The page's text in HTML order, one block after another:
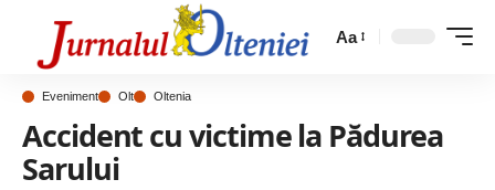
Aa
Eveniment Olt Oltenia
Accident cu victime la Pădurea
Sarului